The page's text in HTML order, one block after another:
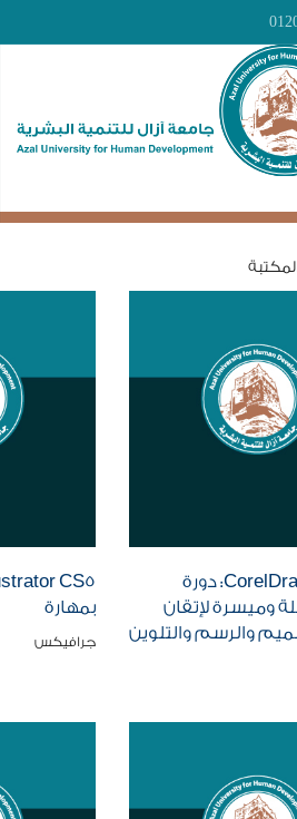
تعلم CorelDraw X5: دورة
وميسرة لإتقان
والرسم والتلوين
بمهارة
جرافيكس